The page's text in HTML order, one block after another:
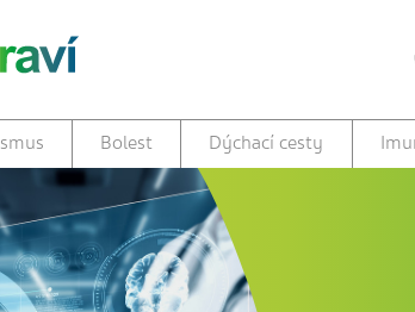
Bolest Dýchací cesty